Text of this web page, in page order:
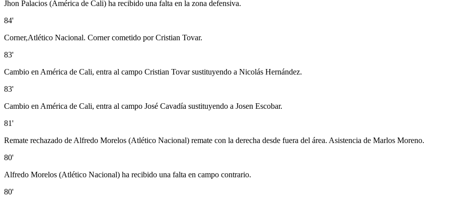
Jhon Palacios (América de Cali) ha recibido una falta en la zona defensiva.
84'
Corner,Atlético Nacional. Corner cometido por Cristian Tovar.
83'
Cambio en América de Cali, entra al campo Cristian Tovar sustituyendo a Nicolás Hernández.
83'
Cambio en América de Cali, entra al campo José Cavadía sustituyendo a Josen Escobar.
81'
Remate rechazado de Alfredo Morelos (Atlético Nacional) remate con la derecha desde fuera del área. Asistencia de Marlos Moreno.
80'
Alfredo Morelos (Atlético Nacional) ha recibido una falta en campo contrario.
80'